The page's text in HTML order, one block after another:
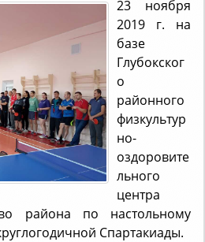
23 ноября
2019 г. на
базе
Глубокског
о
районного
физкультур
но-
оздоровите
льного
центра
района по настольному
Спартакиады.